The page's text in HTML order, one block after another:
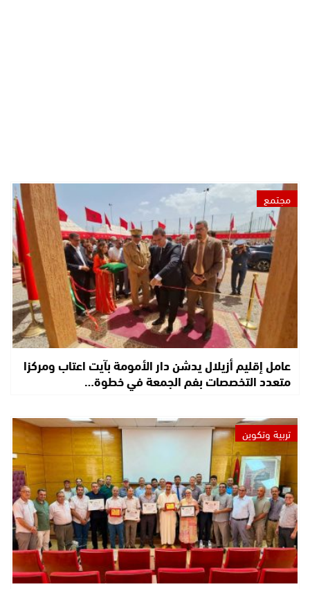
مجتمع
عامل إقليم أزيلال يدشن دار الأمومة بآيت اعتاب ومركزا
متعدد التخصصات بفم الجمعة في خطوة…
تربية وتكوين